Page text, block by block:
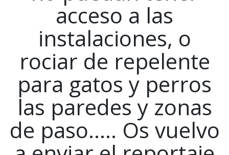
acceso a las
instalaciones, o
rociar de repelente
para gatos y perros
las paredes y zonas
de paso….. Os vuelvo